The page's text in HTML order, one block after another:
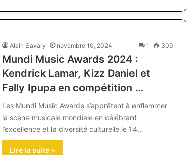
Alain Savary novembre 10, 2024 1 309
Mundi Music Awards 2024 :
Kendrick Lamar, Kizz Daniel et
Fally Ipupa en compétition …
Les Mundi Music Awards s’apprêtent à enflammer
la scène musicale mondiale en célébrant
l’excellence et la diversité culturelle le 14…
Lire la suite »